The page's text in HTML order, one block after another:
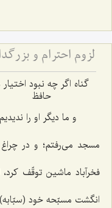
لزوم احترام و
گناه اگر چه نبود اختيار
حافظ
و ما ديگر او را
مسجد مى‌رفتم؛ و در چراغ
فخرآباد ماشين توقّف
انگشت مسبّحه خود